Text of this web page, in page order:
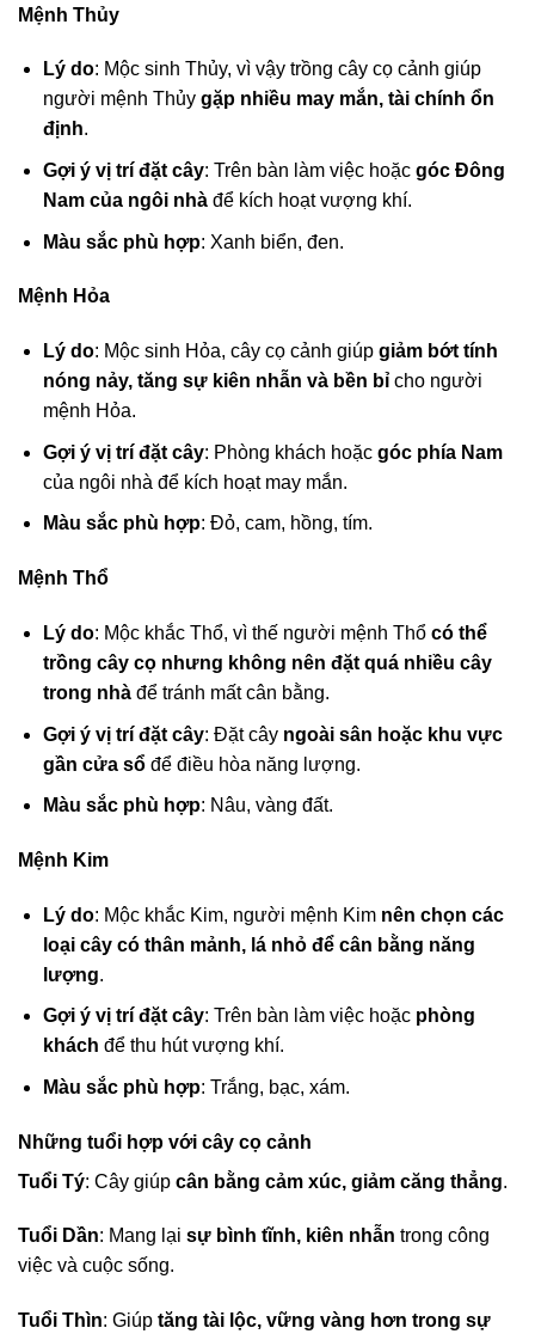
Mệnh Thủy
Lý do: Mộc sinh Thủy, vì vậy trồng cây cọ cảnh giúp
người mệnh Thủy gặp nhiều may mắn, tài chính ổn
định.
Gợi ý vị trí đặt cây: Trên bàn làm việc hoặc góc Đông
Nam của ngôi nhàđể kích hoạt vượng khí.
Màu sắc phù hợp: Xanh biển, đen.
Mệnh Hỏa
Lý do: Mộc sinh Hỏa, cây cọ cảnh giúp giảm bớt tính
nóng nảy, tăng sự kiên nhẫn và bền bỉcho người
mệnh Hỏa.
Gợi ý vị trí đặt cây: Phòng khách hoặc góc phía Nam
của ngôi nhà để kích hoạt may mắn.
Màu sắc phù hợp: Đỏ, cam, hồng, tím.
Mệnh Thổ
Lý do: Mộc khắc Thổ, vì thế người mệnh Thổ có thể
trồng cây cọ nhưng không nên đặt quá nhiều cây
trong nhàđể tránh mất cân bằng.
Gợi ý vị trí đặt cây: Đặt cây ngoài sân hoặc khu vực
gần cửa sổđể điều hòa năng lượng.
Màu sắc phù hợp: Nâu, vàng đất.
Mệnh Kim
Lý do: Mộc khắc Kim, người mệnh Kim nên chọn các
loại cây có thân mảnh, lá nhỏ để cân bằng năng
lượng.
Gợi ý vị trí đặt cây: Trên bàn làm việc hoặc phòng
khách để thu hút vượng khí.
Màu sắc phù hợp: Trắng, bạc, xám.
Những tuổi hợp với cây cọ cảnh
Tuổi Tý: Cây giúp cân bằng cảm xúc, giảm căng thẳng.
Tuổi Dần: Mang lại sự bình tĩnh, kiên nhẫn trong công
việc và cuộc sống.
Tuổi Thìn: Giúp tăng tài lộc, vững vàng hơn trong sự